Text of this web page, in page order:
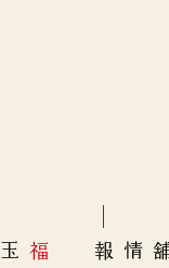
店舗情報